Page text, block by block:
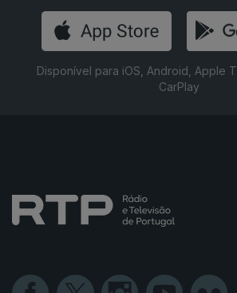
Disponível para iOS, Android, Apple
CarPlay